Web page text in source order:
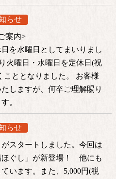
らせ
案内>
を水曜日としてまいりまし
火曜日・水曜日を定休日(祝
こととなりました。 お客様
しますが、何卒ご理解賜り
。
らせ
スタートしました。今回は
ほぐし」が新登場！ 他にも
います。また、5,000円(税